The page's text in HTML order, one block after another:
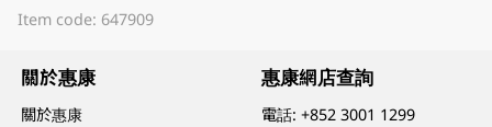
Item code: 647909
關於惠康
關於惠康
惠康網店查詢
電話:+852 3001 1299